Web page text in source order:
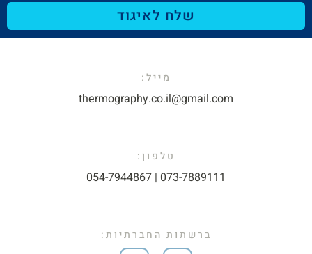
שלח לאיגוד
מייל:​
thermography.co.il@gmail.com​
טלפון:
073-7889111 | 054-7944867​
ברשתות החברתיות: